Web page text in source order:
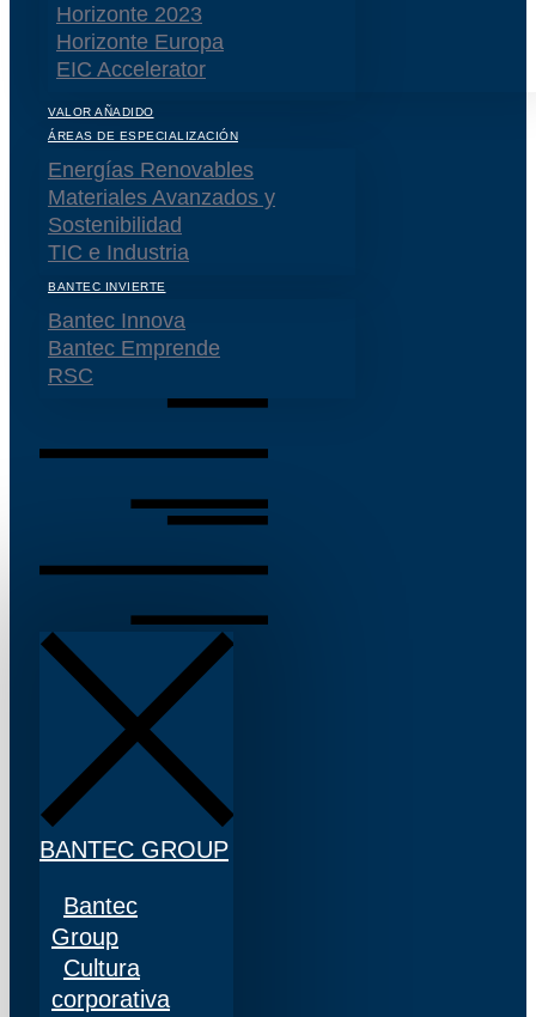
Horizonte 2023
Horizonte Europa
EIC Accelerator
VALOR AÑADIDO
ÁREAS DE ESPECIALIZACIÓN
Energías Renovables
Materiales Avanzados y
Sostenibilidad
TIC e Industria
BANTEC INVIERTE
Bantec Innova
Bantec Emprende
RSC
BANTEC GROUP
Bantec
Group
Cultura
corporativa